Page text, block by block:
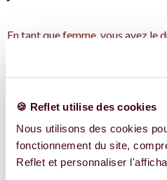
🍪 Reflet utilise des cookies
Nous utilisons des cookies
fonctionnement du site,
Reflet et personnaliser
En tant que femme, vous avez le
suivie et bien conseillee sur
aider avec votre congélation
informations et les bonne
traiter votre santé de manière
congélation d'ovocytes.